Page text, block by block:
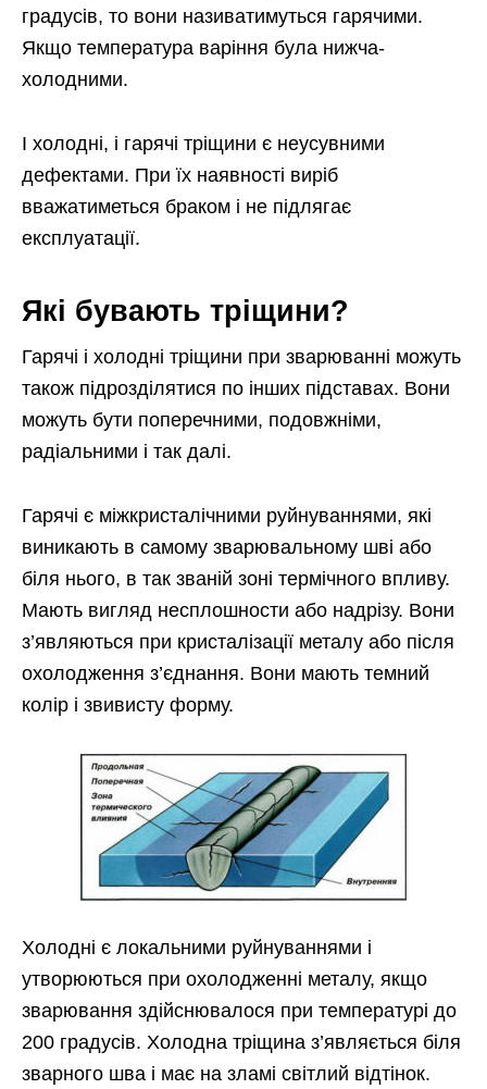
градусів, то вони називатимуться гарячими.
Якщо температура варіння була нижча-
холодними.
І холодні, і гарячі тріщини є неусувними
дефектами. При їх наявності виріб
вважатиметься браком і не підлягає
експлуатації.
Які бувають тріщини?
Гарячі і холодні тріщини при зварюванні можуть
також підрозділятися по інших підставах. Вони
можуть бути поперечними, подовжніми,
радіальними і так далі.
Гарячі є міжкристалічними руйнуваннями, які
виникають в самому зварювальному шві або
біля нього, в так званій зоні термічного впливу.
Мають вигляд несплошности або надрізу. Вони
з’являються при кристалізації металу або після
охолодження з’єднання. Вони мають темний
колір і звивисту форму.
Холодні є локальними руйнуваннями і
утворюються при охолодженні металу, якщо
зварювання здійснювалося при температурі до
200 градусів. Холодна тріщина з’являється біля
зварного шва і має на зламі світлий відтінок.